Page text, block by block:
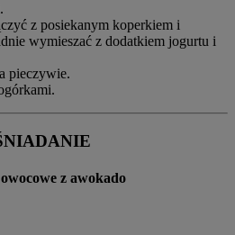
z posiekanym koperkiem i
wymieszać z dodatkiem jogurtu i
pieczywie.
z awokado